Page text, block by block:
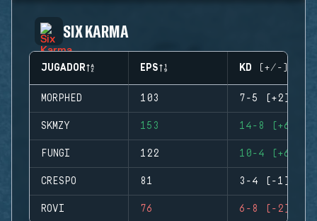
SIX KARMA
JUGADOR EPS KD (+/-)
MORPHED 103 7-5 (+2)
SKMZY 153 14-8 (+6)
FUNGI 122 10-4 (+6)
CRESPO 81 3-4 (-1)
ROVI 76 6-8 (-2)